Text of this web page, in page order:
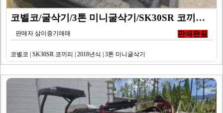
코벨코/굴삭기/3톤 미니굴삭기/SK30SR 코끼리/20…
판매자 삼이중기매매 판매완료
코벨코 | SK30SR 코끼리 | 2018년식 | 3톤 미니굴삭기